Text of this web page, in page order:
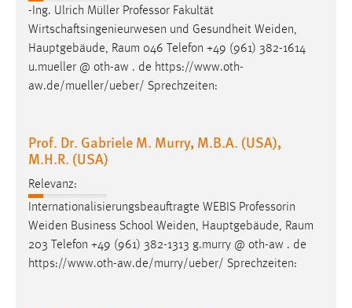
-Ing. Ulrich Müller Professor Fakultät
Wirtschaftsingenieurwesen und Gesundheit Weiden,
Hauptgebäude, Raum 046 Telefon +49 (961) 382-1614
u.mueller @ oth-aw . de https://www.oth-
aw.de/mueller/ueber/ Sprechzeiten:
Prof. Dr. Gabriele M. Murry, M.B.A. (USA),
M.H.R. (USA)
Relevanz:
Internationalisierungsbeauftragte WEBIS Professorin
Weiden Business School Weiden, Hauptgebäude, Raum
203 Telefon +49 (961) 382-1313 g.murry @ oth-aw . de
https://www.oth-aw.de/murry/ueber/ Sprechzeiten: